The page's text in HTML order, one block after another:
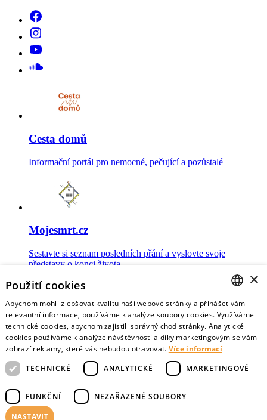
Cesta domů
Informační portál pro nemocné, pečující a pozůstalé
Mojesmrt.cz
Sestavte si seznam posledních přání a vyslovte svoje
představy o konci života
Data o umírání
Nejnovější data o postojích veřejnosti a zdravotníků k umírání
CZECH
ENGLISH
×
Použití cookies
Abychom mohli zlepšovat kvalitu naší webové stránky a přinášet vám
relevantní informace, používáme k analýze soubory cookies. Využíváme
technické cookies, abychom zajistili správný chod stránky. Analytické
cookies používáme k analýze návštěvnosti a díky marketingovým se vám
zobrazí reklamy, které vás nebudou otravovat. Více informací
TECHNICKÉ
ANALYTICKÉ MARKETINGOVÉ
FUNKČNÍ NEZAŘAZENÉ SOUBORY
NASTAVIT